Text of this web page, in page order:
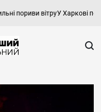
вітруУ Харкові